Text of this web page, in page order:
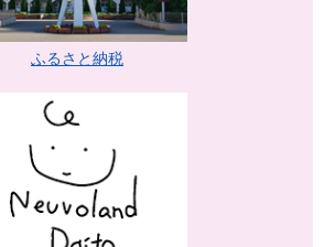
ふるさと納税